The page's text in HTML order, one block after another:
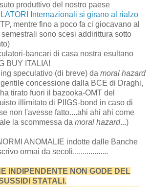
produttivo del nostro paese
Internazionali si girano al rialzo
mentre fino a poco fa ci giocavano al
sono scesi addirittura sotto
bancari di casa nostra esultano
BUY ITALIA!
speculativo (di breve) da moral hazard
concessione dalla BCE di Draghi,
tirato fuori il bazooka-OMT del
illimitato di PIIGS-bond in caso di
non l'avesse fatto....ahi ahi ahi come
la scommessa da moral hazard...)
ANOMALIE indotte dalle Banche
ormai da secoli..................
INDIPENDENTE NON GODE DEL
STATALI.